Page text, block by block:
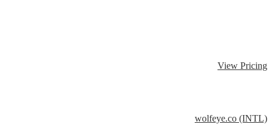
View Pricing
wolfeye.co (INTL)